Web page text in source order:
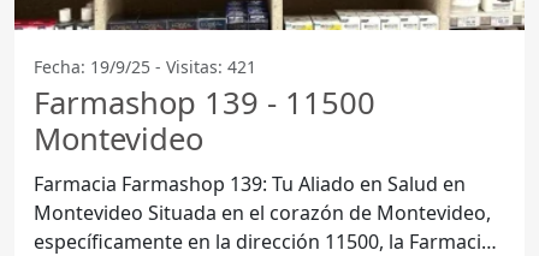
Fecha: 19/9/25 - Visitas: 421
Farmashop 139 - 11500
Montevideo
Farmacia Farmashop 139: Tu Aliado en Salud en
Montevideo Situada en el corazón de Montevideo,
específicamente en la dirección 11500, la Farmacia